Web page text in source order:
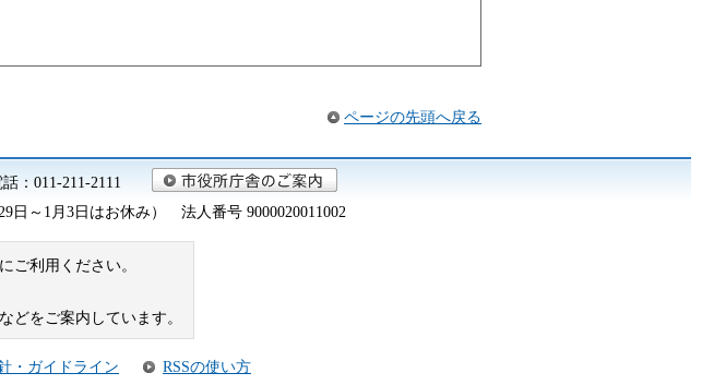
ページの先頭へ戻る
：011-211-2111
日～1月3日はお休み） 法人番号 9000020011002
ご利用ください。
どをご案内しています。
・ガイドライン RSSの使い方